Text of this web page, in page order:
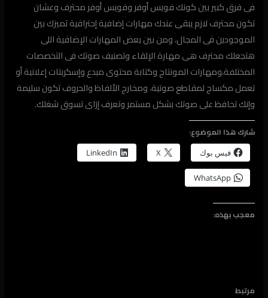
فى فرق كبير بين كونك فويس أوفر وفويس أوفر محترف وعشان
تكون محترف لازم يبقى عندك مهارات إضافية إحترافية تميزك بين
الموجودين فى المجال، ومن بين بعض المهارات الإضافية اللى
هتجعلك محترف هى مهارة الإلقاء وتصنيف صوتك فى التخصصات
المختلفة،ومهارات المونتاج وكتابة محتوى مبدع وإسكربتات إعلانية أو
تعمل مكساج لمقاطع صوتية، ومخارج الألفاظ والحروف تكون سليمة
وإنك تحافظ على صوتك بشكل مستمر وتعرف إزاى تسوق شغلك.
شارك هذا الموضوع:
فيس بوك X
LinkedIn
WhatsApp
معجب بهذه:
مرتبط